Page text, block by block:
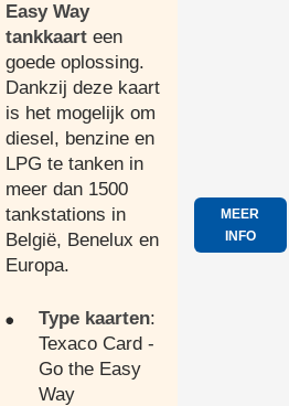
Easy Way
tankkaart een
goede oplossing.
Dankzij deze kaart
is het mogelijk om
diesel, benzine en
LPG te tanken in
meer dan 1500
tankstations in
België, Benelux en
Europa.
Type kaarten:
Texaco Card -
Go the Easy
Way
MEER
INFO